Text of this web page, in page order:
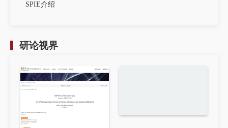
SPIE介绍
研论视界